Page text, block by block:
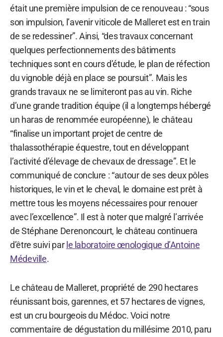
était une première impulsion de ce renouveau : “sous
son impulsion, l’avenir viticole de Malleret est en train
de se redessiner”. Ainsi, “des travaux concernant
quelques perfectionnements des bâtiments
techniques sont en cours d’étude, le plan de réfection
du vignoble déjà en place se poursuit”. Mais les
grands travaux ne se limiteront pas au vin. Riche
d’une grande tradition équipe (il a longtemps hébergé
un haras de renommée européenne), le château
“finalise un important projet de centre de
thalassothérapie équestre, tout en développant
l’activité d’élevage de chevaux de dressage”. Et le
communiqué de conclure : “autour de ses deux pôles
historiques, le vin et le cheval, le domaine est prêt à
mettre tous les moyens nécessaires pour renouer
avec l’excellence”. Il est à noter que malgré l’arrivée
de Stéphane Derenoncourt, le château continuera
d’être suivi par le laboratoire œnologique d’Antoine
Médeville.
Le château de Malleret, propriété de 290 hectares
réunissant bois, garennes, et 57 hectares de vignes,
est un cru bourgeois du Médoc. Voici notre
commentaire de dégustation du millésime 2010, paru